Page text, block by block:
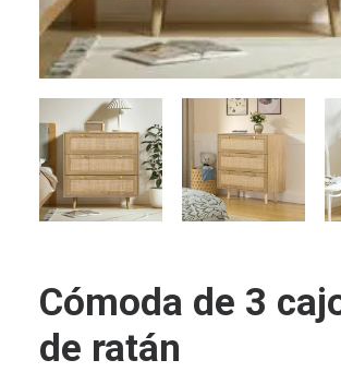
Cómoda de 3
de ratán